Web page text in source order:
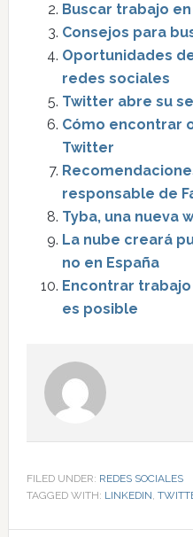
Buscar trabajo
Consejos para
Oportunidades
redes sociales
Twitter abre su
Cómo encontrar
Twitter
responsable de
Tyba, una nueva
La nube creará
no en España
Encontrar
es posible
FILED UNDER: REDES SOCIALES
TAGGED WITH: LINKEDIN,